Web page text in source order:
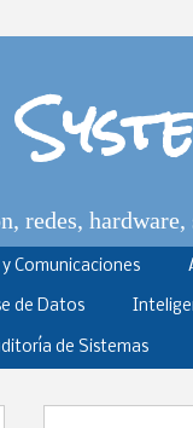
redes,
y Comunicaciones
de Datos
de Sistemas